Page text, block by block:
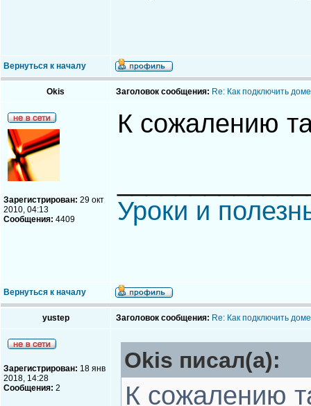
Вернуться к началу
Okis Заголовок сообщения: Re: Как подключить
Зарегистрирован: 29 окт
2010, 04:13
Сообщения: 4409
К сожалению
Уроки и
Вернуться к началу
yustep Заголовок сообщения: Re: Как подключить
Зарегистрирован: 18 янв
2018, 14:28
Сообщения: 2
Okis писал(а):
К сожалению